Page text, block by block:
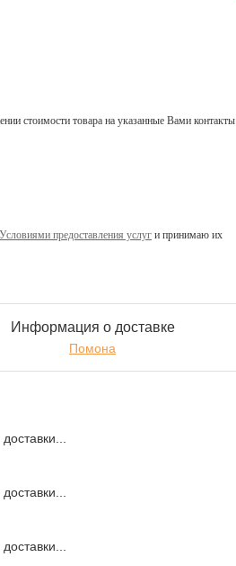
стоимости товара на указанные Вами контакты
Условиями предоставления услуг и принимаю их
Информация о доставке
Помона